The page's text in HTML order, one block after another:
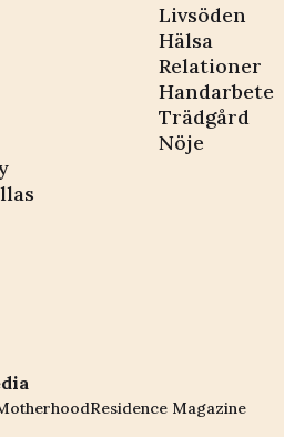
Livsöden
Hälsa
Relationer
Handarbete
Trädgård
Nöje
Residence Magazine